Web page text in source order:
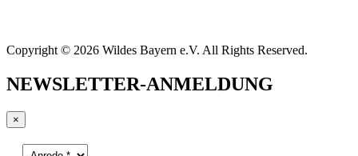
Copyright © 2026 Wildes Bayern e.V. All Rights Reserved.
NEWSLETTER-ANMELDUNG
×